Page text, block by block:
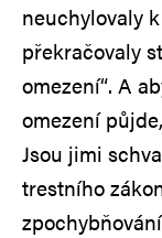
neuchylovaly
překračovaly
omezení“. A
omezení
Jsou jimi
trestního